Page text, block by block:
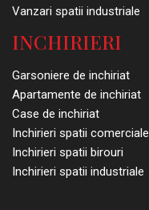
Vanzari spatii industriale
INCHIRIERI
Garsoniere de inchiriat
Apartamente de inchiriat
Case de inchiriat
Inchirieri spatii comerciale
Inchirieri spatii birouri
Inchirieri spatii industriale